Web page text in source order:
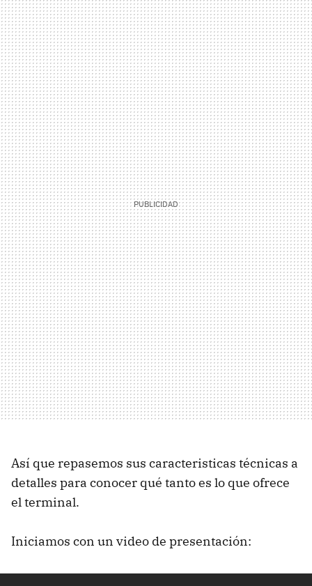
Así que repasemos sus caracteristicas técnicas a
detalles para conocer qué tanto es lo que ofrece
el terminal.
Iniciamos con un video de presentación: